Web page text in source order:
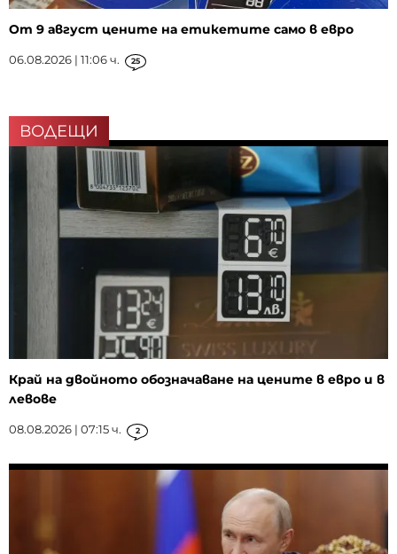
От 9 август цените на етикетите само в евро
06.08.2026 | 11:06 ч. 25
ВОДЕЩИ
Край на двойното обозначаване на цените в евро и в
левове
08.08.2026 | 07:15 ч. 2